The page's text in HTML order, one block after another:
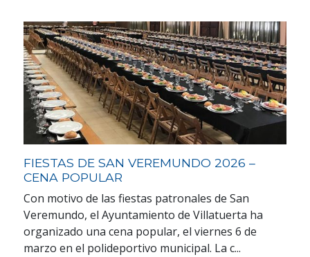
FIESTAS DE SAN VEREMUNDO 2026 –
CENA POPULAR
Con motivo de las fiestas patronales de San
Veremundo, el Ayuntamiento de Villatuerta ha
organizado una cena popular, el viernes 6 de
marzo en el polideportivo municipal. La c...